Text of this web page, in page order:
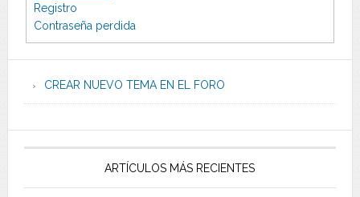
Registro
Contraseña perdida
CREAR NUEVO TEMA EN EL FORO
ARTÍCULOS MÁS RECIENTES